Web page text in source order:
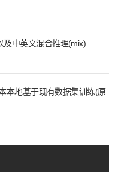
及中英文混合推理(mix)
本地基于现有数据集训练(原